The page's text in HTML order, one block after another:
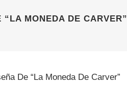
“LA MONEDA DE CARVER”
De “La Moneda De Carver”